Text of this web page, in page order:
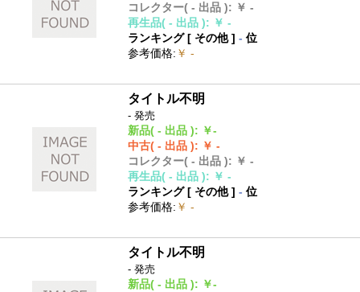
コレクター( - 出品 ): ￥ -
再生品( - 出品 ): ￥ -
ランキング [ その他]- 位
参考価格: ￥ -
タイトル不明
- 発売
新品( - 出品 ): ￥-
中古( - 出品 ): ￥ -
コレクター( - 出品 ): ￥ -
再生品( - 出品 ): ￥ -
ランキング [ その他]- 位
参考価格: ￥ -
タイトル不明
- 発売
新品( - 出品 ): ￥-